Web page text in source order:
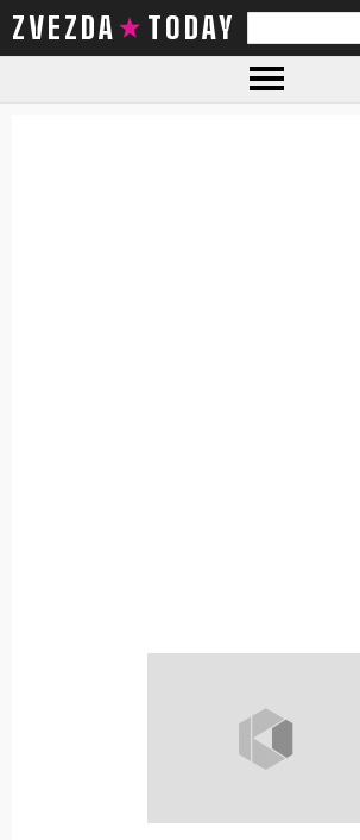
ZVEZDA TODAY